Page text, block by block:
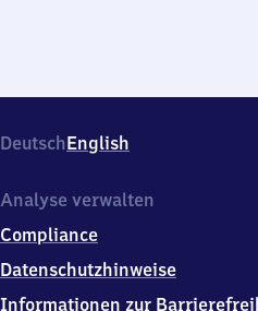
DeutschEnglish
Analyse verwalten
Compliance
Datenschutzhinweise
Informationen zur